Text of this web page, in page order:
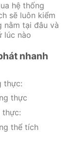
hệ thống
sẽ luôn kiểm
nằm tại đâu và
lúc nào
nhanh
thực:
thực
thực:
thể tích